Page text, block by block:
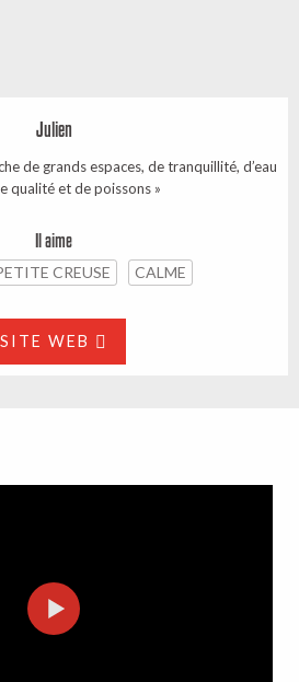
Julien
de grands espaces, de tranquillité, d’eau
qualité et de poissons »
Il aime
CREUSE CALME
SITE WEB